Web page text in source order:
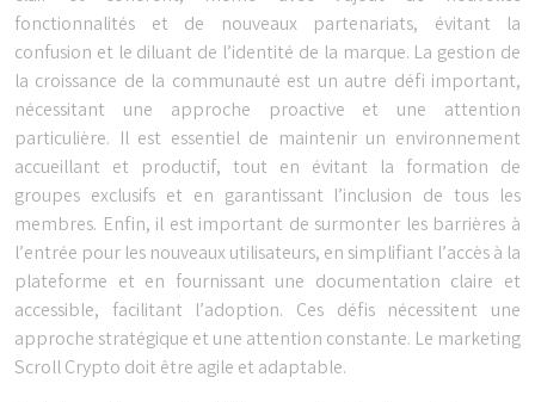
fonctionnalités et de nouveaux partenariats, évitant la
confusion et le diluant de l’identité de la marque. La gestion de
la croissance de la communauté est un autre défi important,
nécessitant une approche proactive et une attention
particulière. Il est essentiel de maintenir un environnement
accueillant et productif, tout en évitant la formation de
groupes exclusifs et en garantissant l’inclusion de tous les
membres. Enfin, il est important de surmonter les barrières à
l’entrée pour les nouveaux utilisateurs, en simplifiant l’accès à la
plateforme et en fournissant une documentation claire et
accessible, facilitant l’adoption. Ces défis nécessitent une
approche stratégique et une attention constante. Le marketing
Scroll Crypto doit être agile et adaptable.